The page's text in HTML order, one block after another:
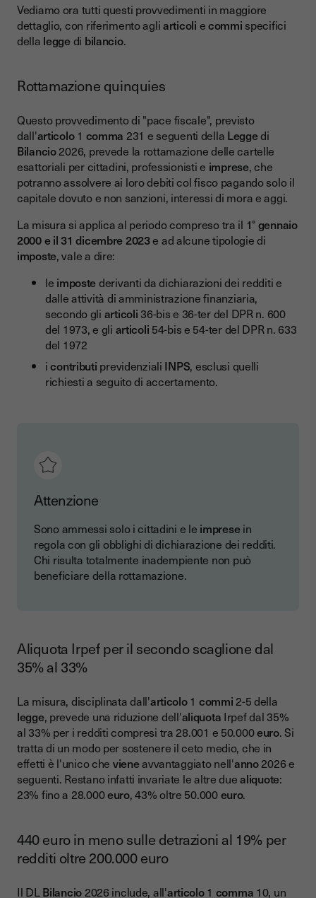
Vediamo ora tutti questi provvedimenti in maggiore
dettaglio, con riferimento agliarticoli ecommi specifici
della leggedi bilancio.
Rottamazione quinquies
Questo provvedimento di "pace fiscale", previsto
dall'articolo1 comma 231 e seguenti della Leggedi
Bilancio2026, prevede la rottamazione delle cartelle
esattoriali per cittadini, professionisti e imprese, che
potranno assolvere ai loro debiti col fisco pagando solo il
capitale dovuto e non sanzioni, interessi di mora e aggi.
La misura si applica al periodo compreso tra il 1° gennaio
2000 e il 31 dicembre 2023e ad alcune tipologie di
imposte, vale a dire:
le impostederivanti da dichiarazioni dei redditi e
dalle attività di amministrazione finanziaria,
secondo gli articoli 36-bis e 36-ter del DPR n. 600
del 1973, e gli articoli 54-bis e 54-ter del DPR n. 633
del 1972
icontributi previdenziali INPS, esclusi quelli
richiesti a seguito di accertamento.
Attenzione
Sono ammessi solo i cittadini e le impresein
regola con gli obblighi di dichiarazione dei redditi.
Chi risulta totalmente inadempiente non può
beneficiare della rottamazione.
Aliquota Irpef per il secondo scaglione dal
35% al 33%
La misura, disciplinata dall'articolo1 commi 2-5 della
legge, prevede una riduzione dell'aliquota Irpef dal 35%
al 33% per i redditi compresi tra 28.001 e 50.000euro. Si
tratta di un modo per sostenere il ceto medio, che in
effetti è l'unico che vieneavvantaggiato nell'anno2026 e
seguenti. Restano infatti invariate le altre duealiquote:
23% fino a 28.000euro, 43% oltre 50.000euro.
440 euro in meno sulle detrazioni al 19% per
redditi oltre 200.000 euro
Il DLBilancio 2026 include, all'articolo1 comma 10, un